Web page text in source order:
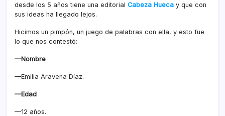
desde los 5 años tiene una editorial Cabeza Hueca y que con
sus ideas ha llegado lejos.
Hicimos un pimpón, un juego de palabras con ella, y esto fue
lo que nos contestó:
—Nombre
—Emilia Aravena Díaz.
—Edad
—12 años.